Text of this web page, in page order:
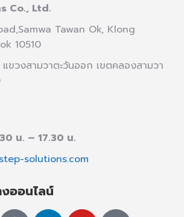
Co., Ltd.
Tawan Ok, Klong
10510
ขวงสามวาตะวันออก เขตคลองสามวา
น. – 17.30 น.
solutions.com
ออนไลน์